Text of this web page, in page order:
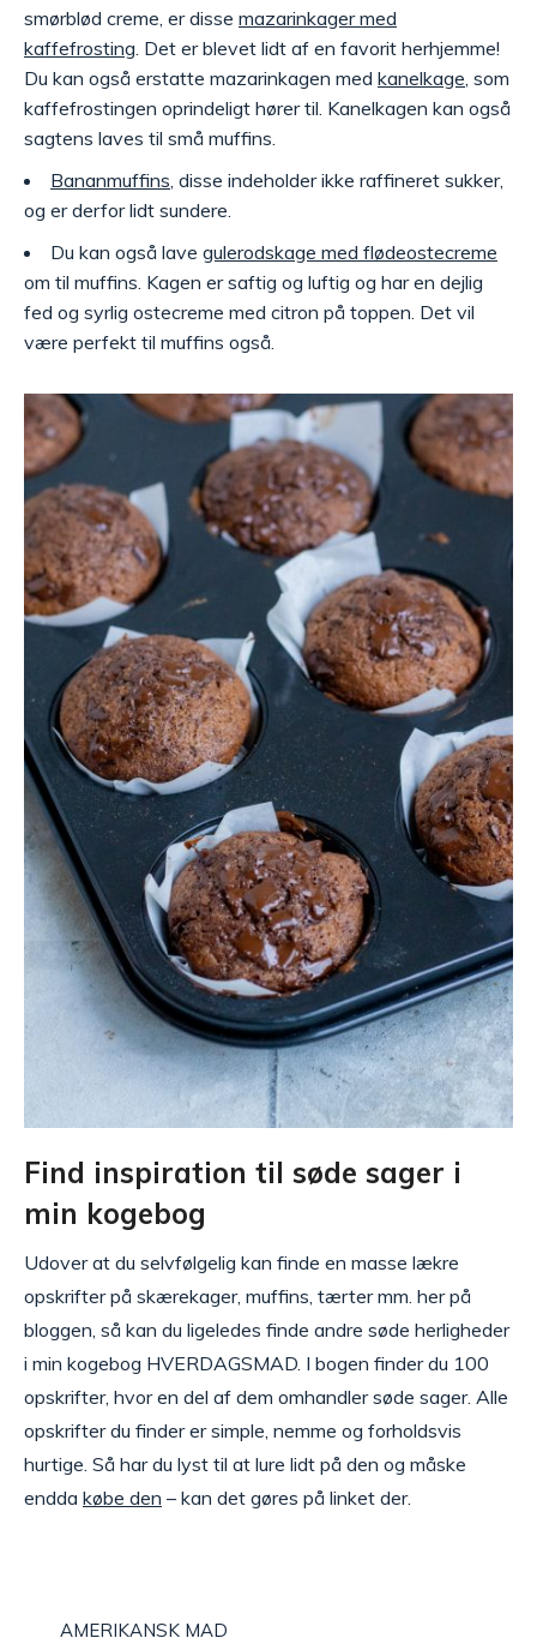
smørblød creme, er disse mazarinkager med
kaffefrosting. Det er blevet lidt af en favorit herhjemme!
Du kan også erstatte mazarinkagen med kanelkage, som
kaffefrostingen oprindeligt hører til. Kanelkagen kan også
sagtens laves til små muffins.
Bananmuffins, disse indeholder ikke raffineret sukker,
og er derfor lidt sundere.
Du kan også lave gulerodskage med flødeostecreme
om til muffins. Kagen er saftig og luftig og har en dejlig
fed og syrlig ostecreme med citron på toppen. Det vil
være perfekt til muffins også.
Find inspiration til søde sager i
min kogebog
Udover at du selvfølgelig kan finde en masse lækre
opskrifter på skærekager, muffins, tærter mm. her på
bloggen, så kan du ligeledes finde andre søde herligheder
i min kogebog HVERDAGSMAD. I bogen finder du 100
opskrifter, hvor en del af dem omhandler søde sager. Alle
opskrifter du finder er simple, nemme og forholdsvis
hurtige. Så har du lyst til at lure lidt på den og måske
endda købe den – kan det gøres på linket der.
AMERIKANSK MAD